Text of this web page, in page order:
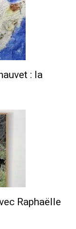
: la
Raphaëlle